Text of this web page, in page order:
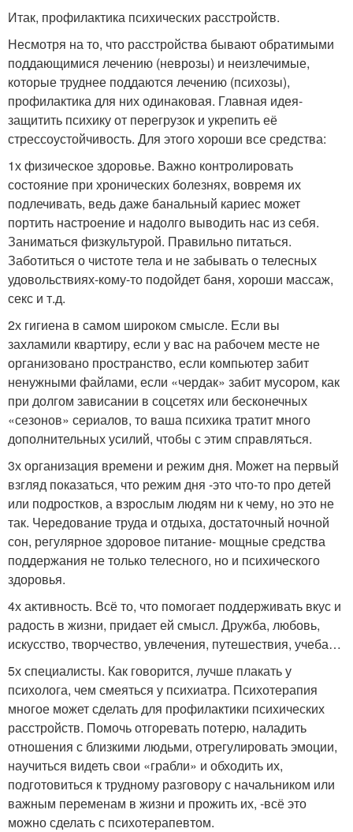
Итак, профилактика психических расстройств.
Несмотря на то, что расстройства бывают обратимыми
поддающимися лечению (неврозы) и неизлечимые,
которые труднее поддаются лечению (психозы),
профилактика для них одинаковая. Главная идея-
защитить психику от перегрузок и укрепить её
стрессоустойчивость. Для этого хороши все средства:
1х физическое здоровье. Важно контролировать
состояние при хронических болезнях, вовремя их
подлечивать, ведь даже банальный кариес может
портить настроение и надолго выводить нас из себя.
Заниматься физкультурой. Правильно питаться.
Заботиться о чистоте тела и не забывать о телесных
удовольствиях-кому-то подойдет баня, хороши массаж,
секс и т.д.
2х гигиена в самом широком смысле. Если вы
захламили квартиру, если у вас на рабочем месте не
организовано пространство, если компьютер забит
ненужными файлами, если «чердак» забит мусором, как
при долгом зависании в соцсетях или бесконечных
«сезонов» сериалов, то ваша психика тратит много
дополнительных усилий, чтобы с этим справляться.
3х организация времени и режим дня. Может на первый
взгляд показаться, что режим дня -это что-то про детей
или подростков, а взрослым людям ни к чему, но это не
так. Чередование труда и отдыха, достаточный ночной
сон, регулярное здоровое питание- мощные средства
поддержания не только телесного, но и психического
здоровья.
4х активность. Всё то, что помогает поддерживать вкус и
радость в жизни, придает ей смысл. Дружба, любовь,
искусство, творчество, увлечения, путешествия, учеба…
5х специалисты. Как говорится, лучше плакать у
психолога, чем смеяться у психиатра. Психотерапия
многое может сделать для профилактики психических
расстройств. Помочь отгоревать потерю, наладить
отношения с близкими людьми, отрегулировать эмоции,
научиться видеть свои «грабли» и обходить их,
подготовиться к трудному разговору с начальником или
важным переменам в жизни и прожить их, -всё это
можно сделать с психотерапевтом.